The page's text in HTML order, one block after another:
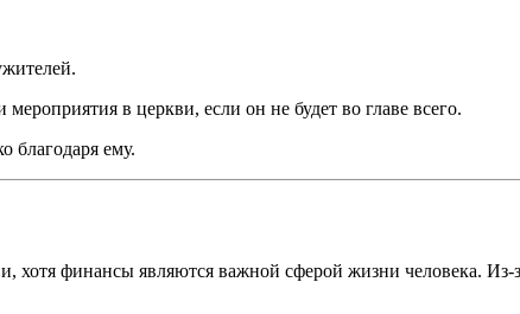
в церкви, если он не будет во главе всего.
благодаря ему.
хотя финансы являются важной сферой жизни человека.